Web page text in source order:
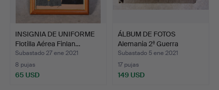
INSIGNIA DE UNIFORME
Flotilla Aérea Finlan…
Subastado 27 ene 2021
8 pujas
65 USD
ÁLBUM DE FOTOS
Alemania 2ª Guerra
Mundial.
Subastado 5 ene 2021
17 pujas
149 USD